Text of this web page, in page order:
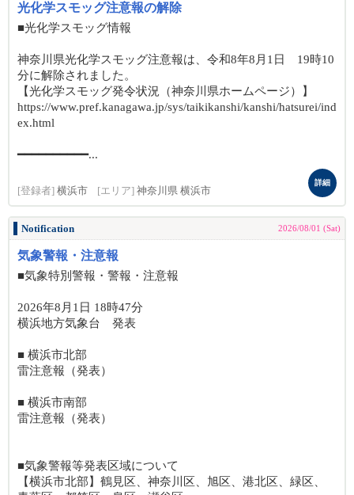
光化学スモッグ注意報の解除
■光化学スモッグ情報
神奈川県光化学スモッグ注意報は、令和8年8月1日 19時10
分に解除されました。
【光化学スモッグ発令状況（神奈川県ホームページ）】
https://www.pref.kanagawa.jp/sys/taikikanshi/kanshi/hatsurei/ind
ex.html
━━━━━━━━━━...
[登録者] 横浜市 [エリア] 神奈川県 横浜市
詳細
Notification 2026/08/01 (Sat)
気象警報・注意報
■気象特別警報・警報・注意報
2026年8月1日 18時47分
横浜地方気象台 発表
■ 横浜市北部
雷注意報（発表）
■ 横浜市南部
雷注意報（発表）
■気象警報等発表区域について
【横浜市北部】鶴見区、神奈川区、旭区、港北区、緑区、